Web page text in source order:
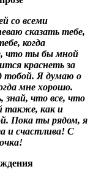
со всеми
сказать тебе,
когда
что ты бы мной
краснеть за
тобой. Я думаю о
мне хорошо.
знай, что все, что
также, как и
Пока ты рядом, я
и счастлива! С